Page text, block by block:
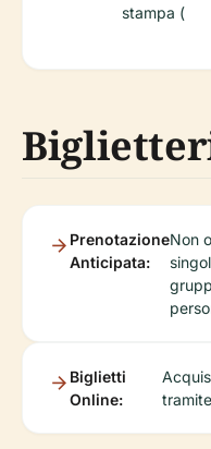
stampa (
Prenotazione
Anticipata:
Non
Biglietti
Online: